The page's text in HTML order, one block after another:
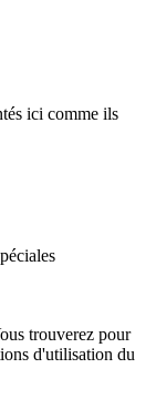
ici comme ils
trouverez pour
d'utilisation du